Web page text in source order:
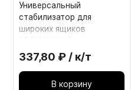
Универсальный
стабилизатор для
широких ящиков
337,80 ₽ / к/т
В корзину